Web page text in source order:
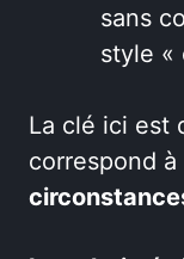
sans
style «
La clé ici est
correspond